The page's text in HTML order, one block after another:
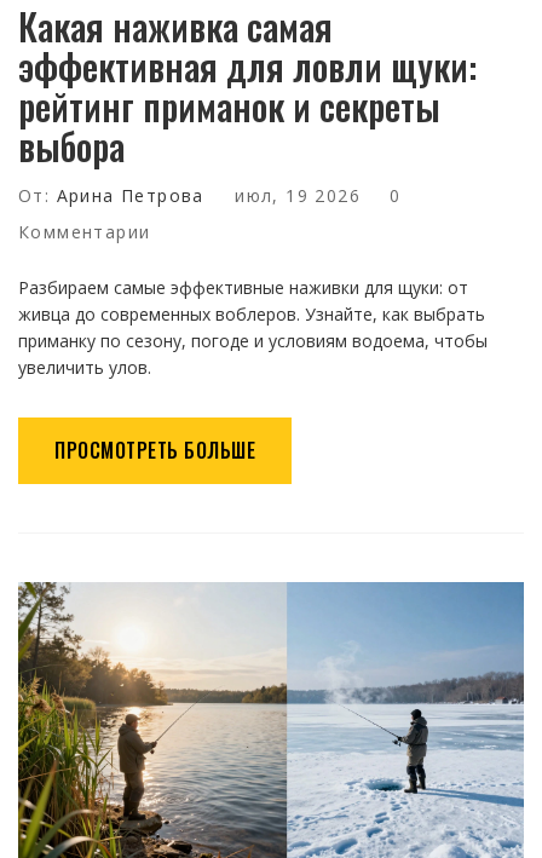
Какая наживка самая
эффективная для ловли щуки:
рейтинг приманок и секреты
выбора
От: Арина Петрова июл, 19 2026
0
Комментарии
Разбираем самые эффективные наживки для щуки: от
живца до современных воблеров. Узнайте, как выбрать
приманку по сезону, погоде и условиям водоема, чтобы
увеличить улов.
ПРОСМОТРЕТЬ БОЛЬШЕ